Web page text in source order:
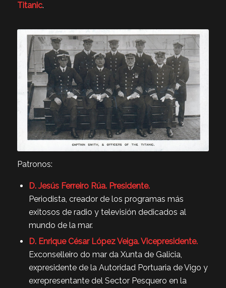
Titanic.
Patronos:
D. Jesús Ferreiro Rúa. Presidente.
Periodista, creador de los programas más
exitosos de radio y televisión dedicados al
mundo de la mar.
D. Enrique César López Veiga. Vicepresidente.
Exconselleiro do mar da Xunta de Galicia,
expresidente de la Autoridad Portuaria de Vigo y
exrepresentante del Sector Pesquero en la